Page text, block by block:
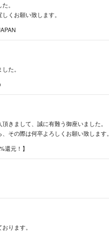
。
くお願い致します。
た。
きまして、誠に有難う御座いました。
その際は何卒よろしくお願い致します。
還元！】
ります。